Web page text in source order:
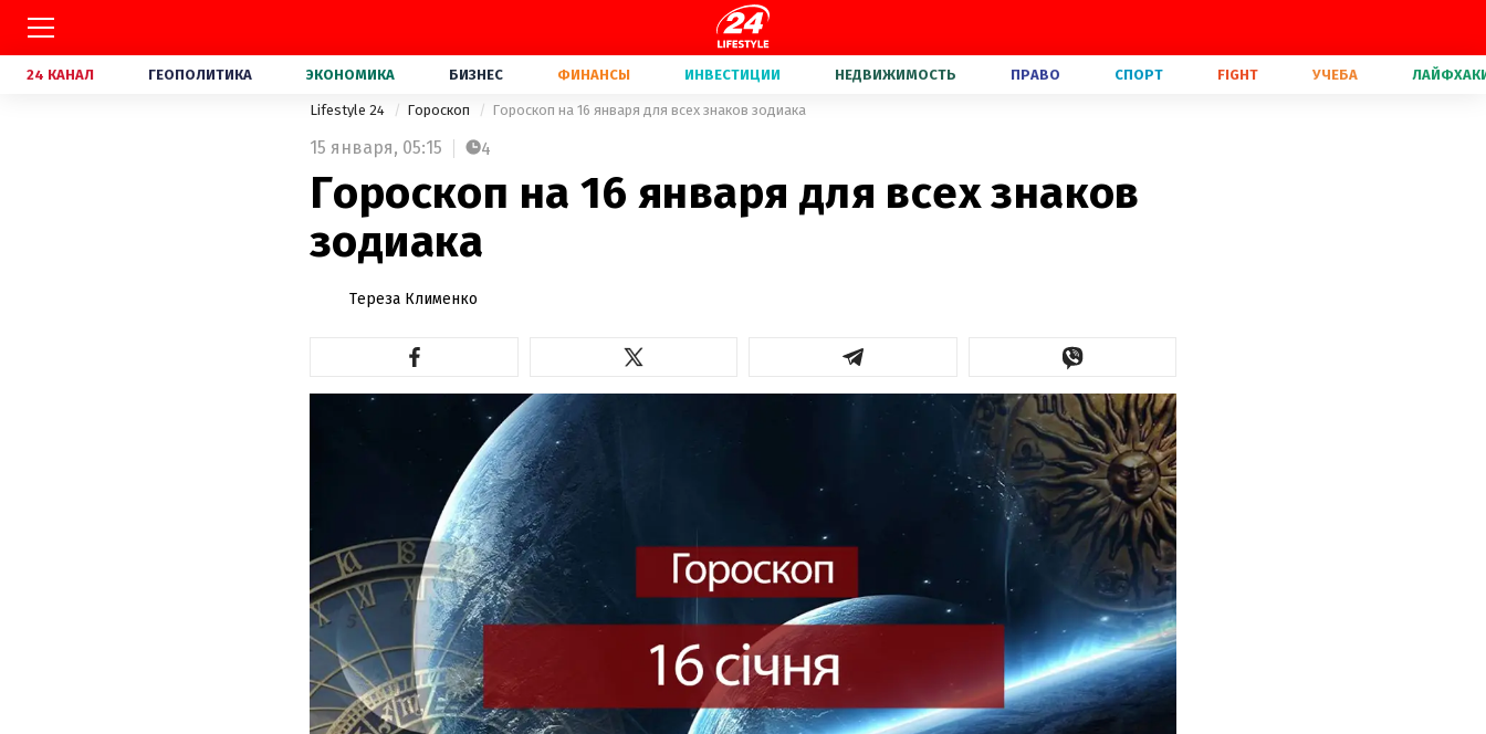
24 КАНАЛ ГЕОПОЛИТИКА ЭКОНОМИКА БИЗНЕС ФИНАНСЫ ИНВЕСТИЦИИ НЕДВИЖИМОСТЬ ПРАВО СПОРТ FIGHT УЧЕБА
Lifestyle 24 Гороскоп Гороскоп на 16 января для всех знаков зодиака
15 января, 05:15 4
Гороскоп на 16 января для всех знаков
зодиака
Тереза Клименко